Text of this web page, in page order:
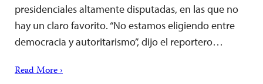
presidenciales altamente disputadas, en las que no
hay un claro favorito. “No estamos eligiendo entre
democracia y autoritarismo”, dijo el reportero…
Read More ›